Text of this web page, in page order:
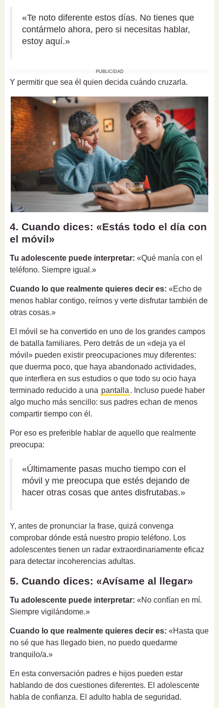
«Te noto diferente estos días. No tienes que
contármelo ahora, pero si necesitas hablar,
estoy aquí.»
PUBLICIDAD
Y permitir que sea él quien decida cuándo cruzarla.
4. Cuando dices: «Estás todo el día con
el móvil»
Tu adolescente puede interpretar: «Qué manía con el
teléfono. Siempre igual.»
Cuando lo que realmente quieres decir es: «Echo de
menos hablar contigo, reírnos y verte disfrutar también de
otras cosas.»
El móvil se ha convertido en uno de los grandes campos
de batalla familiares. Pero detrás de un «deja ya el
móvil» pueden existir preocupaciones muy diferentes:
que duerma poco, que haya abandonado actividades,
que interfiera en sus estudios o que todo su ocio haya
terminado reducido a una pantalla . Incluso puede haber
algo mucho más sencillo: sus padres echan de menos
compartir tiempo con él.
Por eso es preferible hablar de aquello que realmente
preocupa:
«Últimamente pasas mucho tiempo con el
móvil y me preocupa que estés dejando de
hacer otras cosas que antes disfrutabas.»
Y, antes de pronunciar la frase, quizá convenga
comprobar dónde está nuestro propio teléfono. Los
adolescentes tienen un radar extraordinariamente eficaz
para detectar incoherencias adultas.
5. Cuando dices: «Avísame al llegar»
Tu adolescente puede interpretar: «No confían en mí.
Siempre vigilándome.»
Cuando lo que realmente quieres decir es: «Hasta que
no sé que has llegado bien, no puedo quedarme
tranquilo/a.»
En esta conversación padres e hijos pueden estar
hablando de dos cuestiones diferentes. El adolescente
habla de confianza. El adulto habla de seguridad.